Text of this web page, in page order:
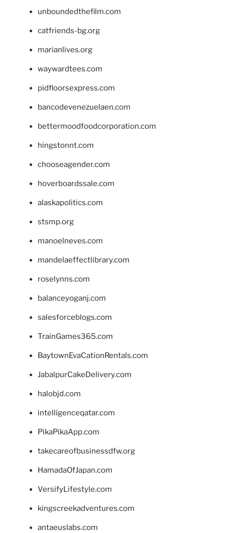
unboundedthefilm.com
catfriends-bg.org
marianlives.org
waywardtees.com
pidfloorsexpress.com
bancodevenezuelaen.com
bettermoodfoodcorporation.com
hingstonnt.com
chooseagender.com
hoverboardssale.com
alaskapolitics.com
stsmp.org
manoelneves.com
mandelaeffectlibrary.com
roselynns.com
balanceyoganj.com
salesforceblogs.com
TrainGames365.com
BaytownEvaCationRentals.com
JabalpurCakeDelivery.com
halobjd.com
intelligenceqatar.com
PikaPikaApp.com
takecareofbusinessdfw.org
HamadaOfJapan.com
VersifyLifestyle.com
kingscreekadventures.com
antaeuslabs.com